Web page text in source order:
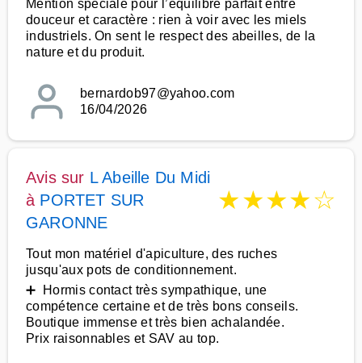
Mention spéciale pour l’équilibre parfait entre
douceur et caractère : rien à voir avec les miels
industriels. On sent le respect des abeilles, de la
nature et du produit.
bernardob97@yahoo.com
16/04/2026
Avis sur L Abeille Du Midi
à PORTET SUR
GARONNE
★★★★☆
Tout mon matériel d'apiculture, des ruches
jusqu'aux pots de conditionnement.
➕ Hormis contact très sympathique, une
compétence certaine et de très bons conseils.
Boutique immense et très bien achalandée.
Prix raisonnables et SAV au top.